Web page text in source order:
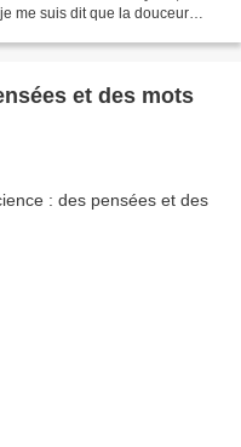
me suis dit que la douceur
et des mots